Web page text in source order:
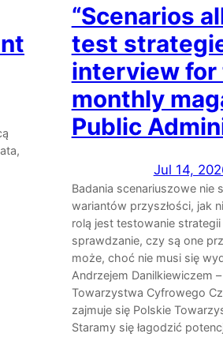
“Scenarios
test
interview for
monthly
Public
Jul 14,
Badania scenariuszowe nie
wariantów przyszłości, jak
rolą jest testowanie
sprawdzanie, czy są one
może, choć nie musi się
Andrzejem Danilkiewiczem
Towarzystwa Cyfrowego
zajmuje się Polskie
Staramy się łagodzić